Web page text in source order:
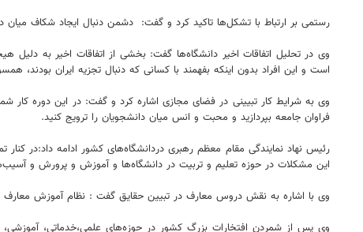
رستمی بر ارتباط با تشکل‌ها تاکید کرد و گفت: دشمن دنبال ایجاد شکاف
وی در تحلیل اتفاقات اخیر دانشگاه‌ها گفت: بخشی از اتفاقات اخیر به
است و این افراد بدون اینکه بفهمند با کسانی که دنبال تجزیه ایران بودند،
وی به شرایط کار تبیینی در فضای مجازی اشاره کرد و گفت: در این دوره کار
فراوان جامعه بپردازید و محبت و انس میان دانشجویان را ترویج کنید.
رئیس نهاد نمایندگی مقام معظم رهبری دردانشگاه‌های کشور ادامه داد:در
این مشکلات در حوزه تعلیم و تربیت در دانشگاه‌ها و آموزش و پرورش و
وی با اشاره به نقش دروس معارف در تبیین حقایق گفت : نظام آموزش